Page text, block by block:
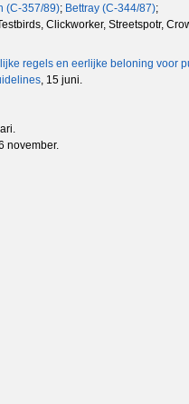
(C-357/89); Bettray (C-344/87);
Clickworker, Streetspotr,
regels en eerlijke beloning voor
, 15 juni.
november.